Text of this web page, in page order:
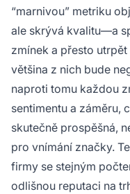
“marnivou” metriku
ale skrývá kvalitu—a
zmínek a přesto
většina z nich bude
naproti tomu každou
sentimentu a záměru,
skutečně prospěšná,
pro vnímání značky.
firmy se stejným
odlišnou reputaci na